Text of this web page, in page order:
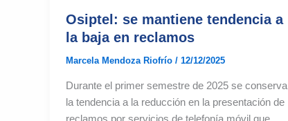
Osiptel: se mantiene tendencia a
la baja en reclamos
Marcela Mendoza Riofrío / 12/12/2025
Durante el primer semestre de 2025 se conserva
la tendencia a la reducción en la presentación de
reclamos por servicios de telefonía móvil que